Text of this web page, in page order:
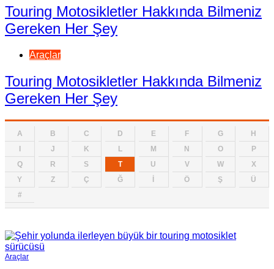
Touring Motosikletler Hakkında Bilmeniz
Gereken Her Şey
Araçlar
Touring Motosikletler Hakkında Bilmeniz
Gereken Her Şey
A B C D E F G
H
J K L M N O
P
Q
R S T U V W
X
Y
Z Ç Ğ Ö Ş
Ü
#
Araçlar